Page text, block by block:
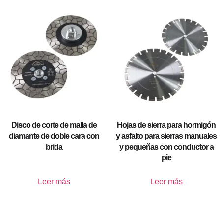
Disco de corte de malla de
diamante de doble cara con
brida
Leer más
Hojas de sierra para hormigón
y asfalto para sierras manuales
y pequeñas con conductor a
pie
Leer más